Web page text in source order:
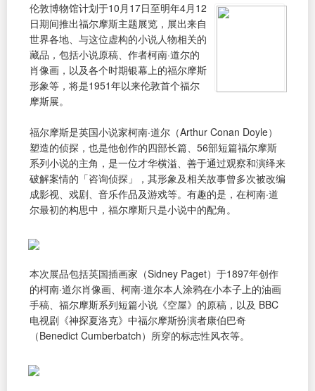
伦敦博物馆计划于10月17日至明年4月12
日期间推出福尔摩斯主题展览，展出来自
世界各地、与这位虚构的小说人物相关的
藏品，包括小说原稿、作者柯南·道尔的
肖像画，以及各个时期银幕上的福尔摩斯
形象等，将是1951年以来伦敦首个福尔
摩斯展。
福尔摩斯是英国小说家柯南·道尔（Arthur Conan Doyle）
塑造的侦探，也是他创作的四部长篇、56部短篇福尔摩斯
系列小说的主角，是一位才华横溢、善于通过观察和演绎来
破解案情的「咨询侦探」，其形象及相关故事曾多次被改编
成影视、戏剧、音乐作品及游戏等。有趣的是，在柯南·道
尔最初的构思中，福尔摩斯只是小说中的配角。
本次展品包括英国插画家（Sidney Paget）于1897年创作
的柯南·道尔肖像画、柯南·道尔本人涂鸦在小本子上的油画
手稿、福尔摩斯系列短篇小说《空屋》的原稿，以及 BBC
电视剧《神探夏洛克》中福尔摩斯扮演者康伯巴奇
（Benedict Cumberbatch）所穿的标志性风衣等。